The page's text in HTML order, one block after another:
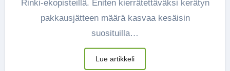
Rinki-ekopisteillä. Eniten kierrätettäväksi kerätyn
pakkausjätteen määrä kasvaa kesäisin
suosituilla…
Lue artikkeli